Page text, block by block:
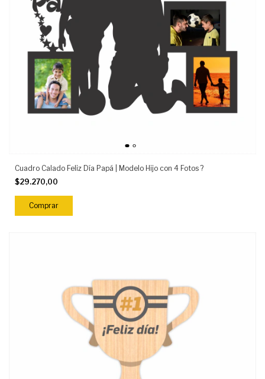
Cuadro Calado Feliz Día Papá | Modelo Hijo con 4 Fotos ?
$29.270,00